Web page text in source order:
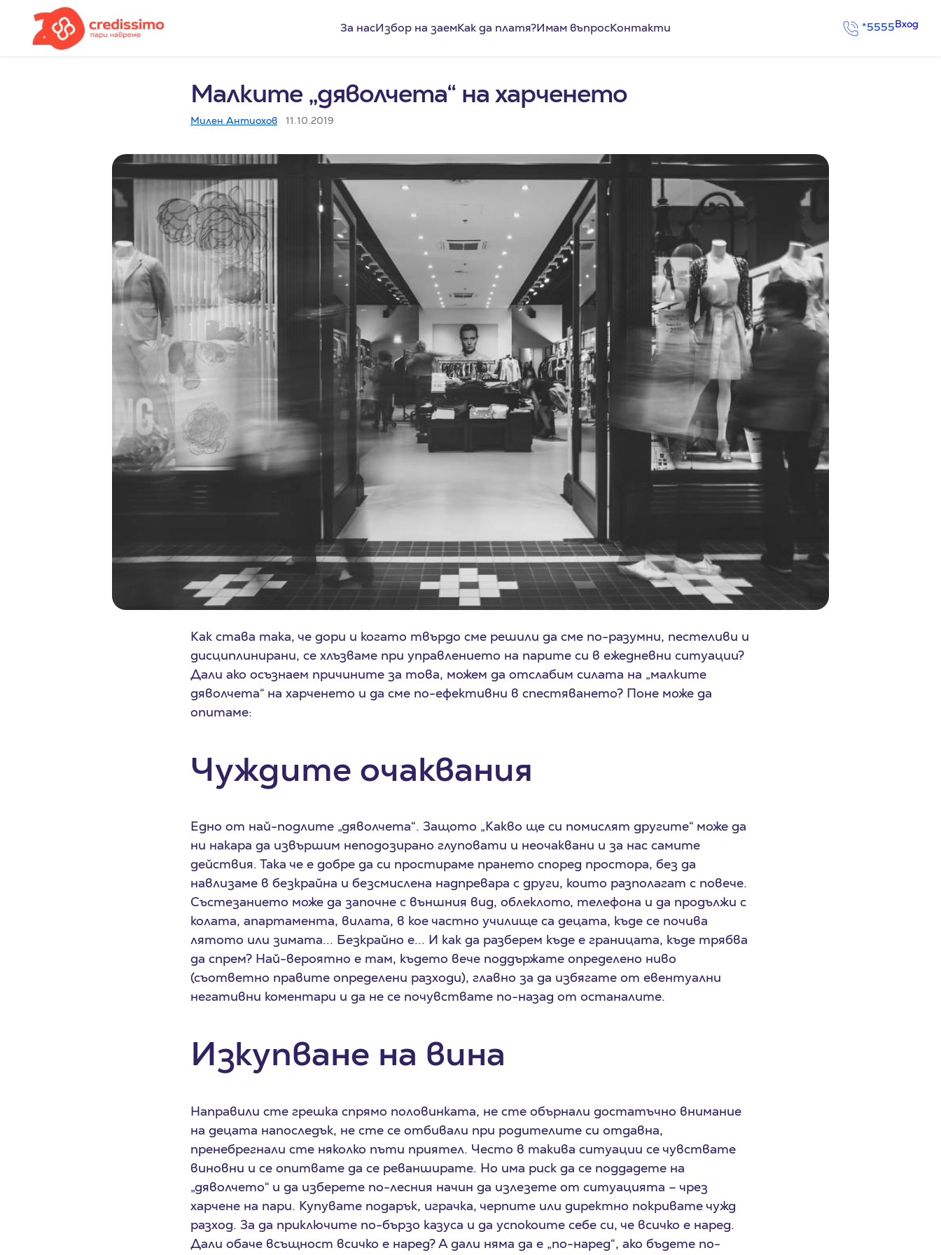
За насИзбор на заемКак да платя?Имам въпросКонтакти *5555Вход
Малките „дяволчета“ на харченето
Милен Антиохов 11.10.2019
Как става така, че дори и когато твърдо сме решили да сме по-разумни, пестеливи и
дисциплинирани, се хлъзваме при управлението на парите си в ежедневни ситуации?
Дали ако осъзнаем причините за това, можем да отслабим силата на „малките
дяволчета“ на харченето и да сме по-ефективни в спестяването? Поне може да
опитаме:
Чуждите очаквания
Едно от най-подлите „дяволчета“. Защото „Какво ще си помислят другите“ може да
ни накара да извършим неподозирано глуповати и неочаквани и за нас самите
действия. Така че е добре да си простираме прането според простора, без да
навлизаме в безкрайна и безсмислена надпревара с други, които разполагат с повече.
Състезанието може да започне с външния вид, облеклото, телефона и да продължи с
колата, апартамента, вилата, в кое частно училище са децата, къде се почива
лятото или зимата... Безкрайно е... И как да разберем къде е границата, къде трябва
да спрем? Най-вероятно е там, където вече поддържате определено ниво
(съответно правите определени разходи), главно за да избягате от евентуални
негативни коментари и да не се почувствате по-назад от останалите.
Изкупване на вина
Направили сте грешка спрямо половинката, не сте обърнали достатъчно внимание
на децата напоследък, не сте се отбивали при родителите си отдавна,
пренебрегнали сте няколко пъти приятел. Често в такива ситуации се чувствате
виновни и се опитвате да се реванширате. Но има риск да се поддадете на
„дяволчето“ и да изберете по-лесния начин да излезете от ситуацията – чрез
харчене на пари. Купувате подарък, играчка, черпите или директно покривате чужд
разход. За да приключите по-бързо казуса и да успокоите себе си, че всичко е наред.
Дали обаче всъщност всичко е наред? А дали няма да е „по-наред“, ако бъдете по-